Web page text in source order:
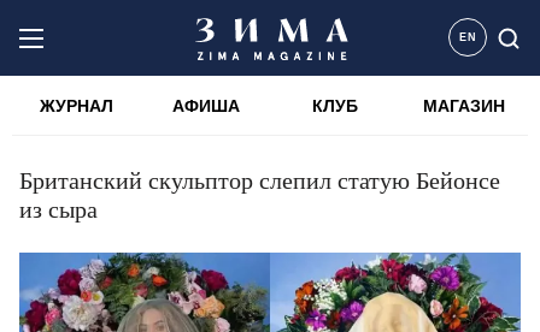
EN
ЖУРНАЛ АФИША КЛУБ МАГАЗИН
Британский скульптор слепил статую Бейонсе
из сыра